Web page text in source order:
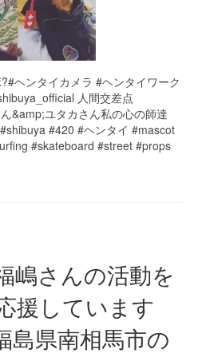
ヘンタイカメラ #ヘンタイワーク
人間交差点
&amp;ユタカさん私の心の師達
#420 #ヘンタイ #mascot
#skateboard #street #props
嶋さんの活動を
援しています
島県南相馬市の